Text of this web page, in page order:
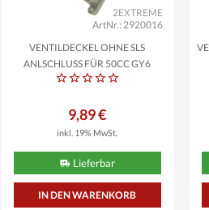
ArtNr.: 2920016
2EXTREME
VENTILDECKEL OHNE SLS
ANLSCHLUSS FÜR 50CC GY6
CHINA...
9,89 €
inkl. 19% MwSt.
Lieferbar